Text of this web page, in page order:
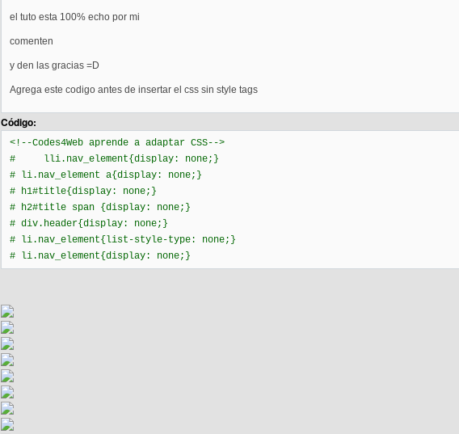
el tuto esta 100% echo por mi
comenten
y den las gracias =D
Agrega este codigo antes de insertar el css sin style tags
Código:
<!--Codes4Web aprende a adaptar CSS-->
# lli.nav_element{display: none;}
# li.nav_element a{display: none;}
# h1#title{display: none;}
# h2#title span {display: none;}
# div.header{display: none;}
# li.nav_element{list-style-type: none;}
# li.nav_element{display: none;}